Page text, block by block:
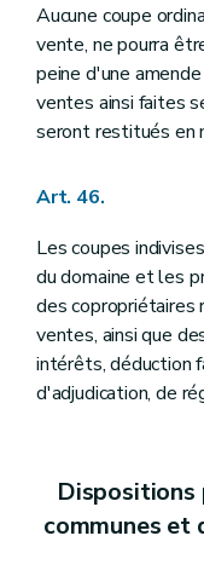
Aucune coupe
vente, ne pourra
peine d'une
ventes ainsi faites
seront restitués en
Art. 46.
Les coupes
du domaine et les
des copropriétaires
ventes, ainsi que
intérêts, déduction
d'adjudication, de
Dispositions
communes et